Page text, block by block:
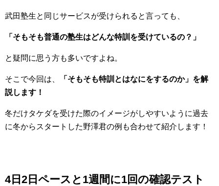
武田塾生と同じサービスが受けられると言っても、
「そもそも普通の塾生はどんな特訓を受けているの？」
と疑問に思う方も多いですよね。
そこで今回は、
「そもそも特訓とはなにをするのか」を解
説します！
冬だけタケダを受けた際のイメージがしやすいように過去
に冬からスタートした野澤君の例も合わせて紹介します！
4日2日ペースと1週間に1回の確認テスト